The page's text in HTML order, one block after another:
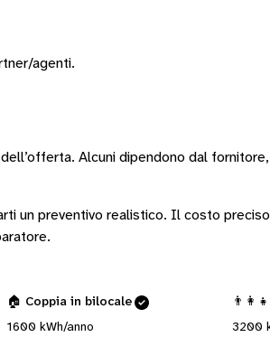
agenti.
Alcuni dipendono dal fornitore
un preventivo realistico. Il costo
🏠 Coppia in bilocale
1600 kWh/anno
3200